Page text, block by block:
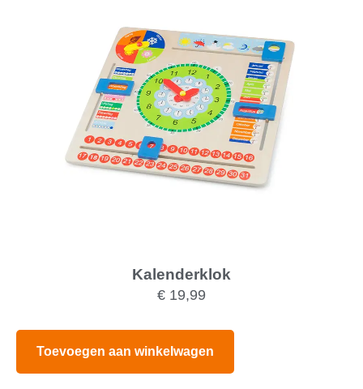
Kalenderklok
€ 19,99
Toevoegen aan winkelwagen